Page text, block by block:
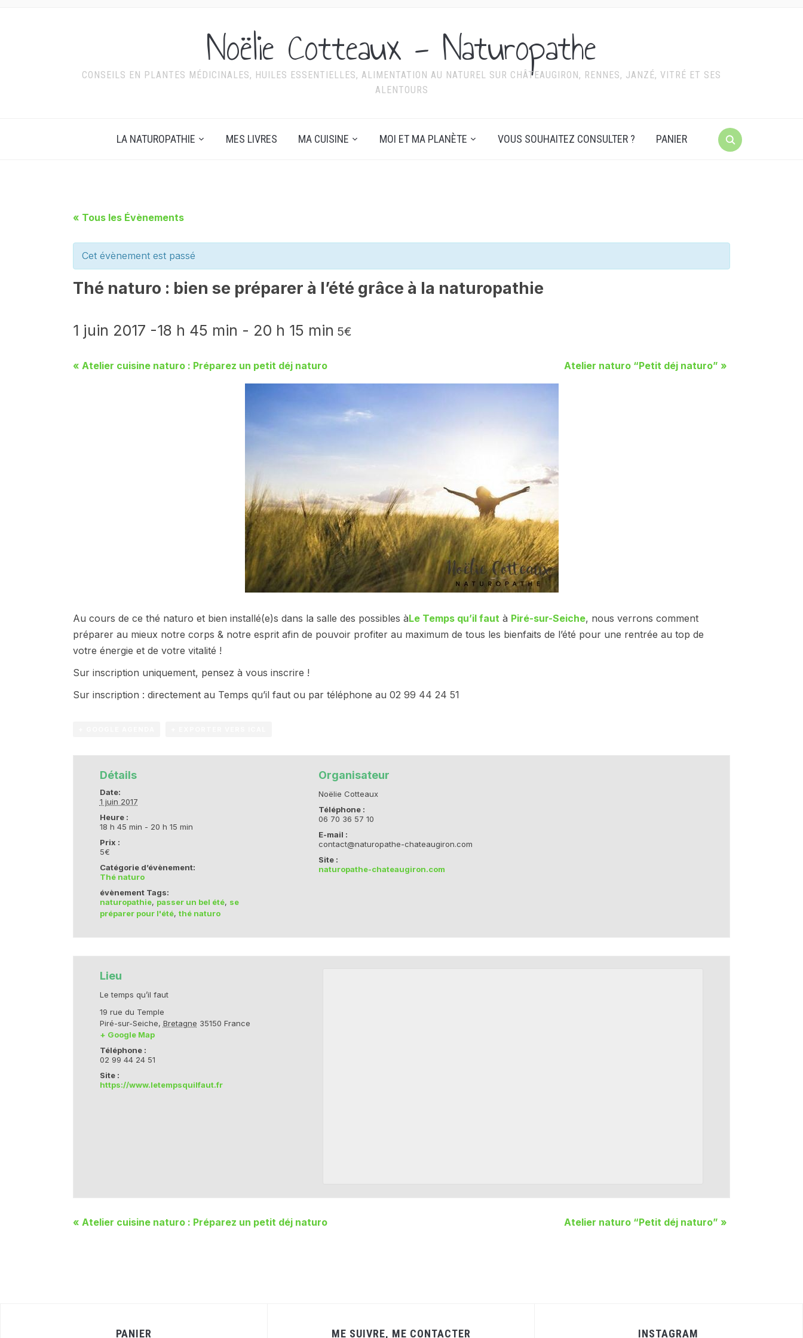
Noëlie Cotteaux - Naturopathe
CONSEILS EN PLANTES MÉDICINALES, HUILES ESSENTIELLES, ALIMENTATION AU NATUREL SUR CHÂTEAUGIRON, RENNES, JANZÉ, VITRÉ ET SES
ALENTOURS
LA NATUROPATHIE MES LIVRES MA CUISINE MOI ET MA PLANÈTE VOUS SOUHAITEZ CONSULTER ? PANIER
« Tous les Évènements
Cet évènement est passé
Thé naturo : bien se préparer à l’été grâce à la naturopathie
1 juin 2017 -18 h 45 min - 20 h 15 min 5€
« Atelier cuisine naturo : Préparez un petit déj naturo Atelier naturo “Petit déj naturo” »
Au cours de ce thé naturo et bien installé(e)s dans la salle des possibles àLe Temps qu’il faut à Piré-sur-Seiche, nous verrons comment
préparer au mieux notre corps & notre esprit afin de pouvoir profiter au maximum de tous les bienfaits de l’été pour une rentrée au top de
votre énergie et de votre vitalité !
Sur inscription uniquement, pensez à vous inscrire !
Sur inscription : directement au Temps qu’il faut ou par téléphone au 02 99 44 24 51
Détails
Date:
1 juin 2017
Heure :
18 h 45 min - 20 h 15 min
Prix :
5€
Catégorie d’évènement:
Thé naturo
évènement Tags:
naturopathie, passer un bel été, se
préparer pour l'été, thé naturo
Organisateur
Noëlie Cotteaux
Téléphone :
06 70 36 57 10
E-mail :
contact@naturopathe-chateaugiron.com
Site :
naturopathe-chateaugiron.com
Lieu
Le temps qu’il faut
19 rue du Temple
Piré-sur-Seiche, Bretagne 35150 France
+ Google Map
Téléphone :
02 99 44 24 51
Site :
https://www.letempsquilfaut.fr
« Atelier cuisine naturo : Préparez un petit déj naturo Atelier naturo “Petit déj naturo” »
PANIER ME SUIVRE, ME CONTACTER INSTAGRAM